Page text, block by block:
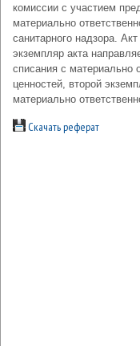
комиссии с участием
материально
санитарного надзора.
экземпляр акта
списания с материально
ценностей, второй
материально
Скачать реферат